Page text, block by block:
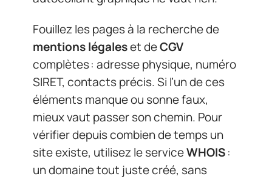
Fouillez les pages à la recherche de
mentions légaleset deCGV
complètes : adresse physique, numéro
SIRET, contacts précis. Si l’un de ces
éléments manque ou sonne faux,
mieux vaut passer son chemin. Pour
vérifier depuis combien de temps un
site existe, utilisez le serviceWHOIS:
un domaine tout juste créé, sans